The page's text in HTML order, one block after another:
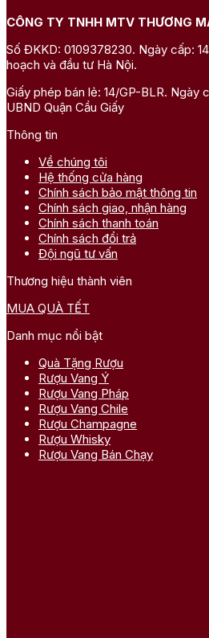
CÔNG TY TNHH MTV THƯƠNG
Số ĐKKD: 0109378230. Ngày cấp:
hoạch và đầu tư Hà Nội.
Giấy phép bán lẻ: 14/GP-BLR. Ngày
UBND Quận Cầu Giấy
Thông tin
Về chúng tôi
Hệ thống cửa hàng
Chính sách bảo mật thông tin
Chính sách giao, nhận hàng
Chính sách thanh toán
Chính sách đổi trả
Đội ngũ tư vấn
Thương hiệu thành viên
MUA QUÀ TẾT
Danh mục nổi bật
Quà Tặng Rượu
Rượu Vang Ý
Rượu Vang Pháp
Rượu Vang Chile
Rượu Champagne
Rượu Whisky
Rượu Vang Bán Chạy